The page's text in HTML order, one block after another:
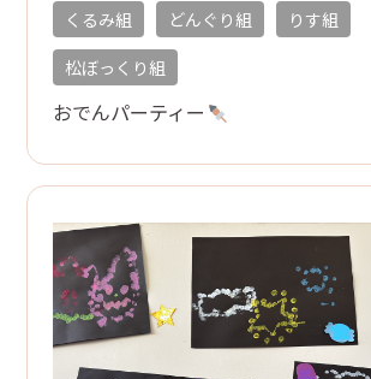
くるみ組
どんぐり組
りす組
松ぼっくり組
おでんパーティー